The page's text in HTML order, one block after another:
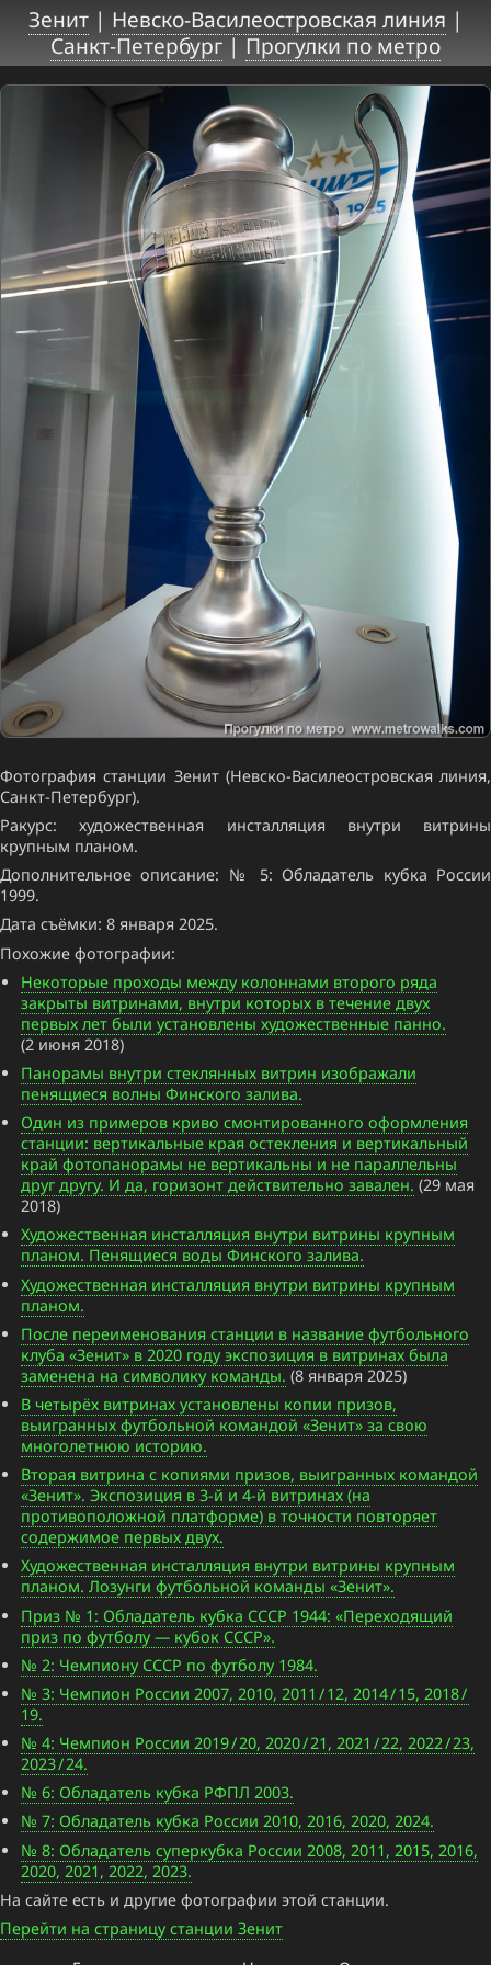
Зенит| Невско-Василеостровская линия |
Санкт-Петербург|Прогулки по метро
Фотография станции Зенит (Невско-Василеостровская линия,
Санкт-Петербург).
Ракурс: художественная инсталляция внутри витрины
крупным планом.
Дополнительное описание: № 5: Обладатель кубка России
1999.
Дата съёмки: 8 января 2025.
Похожие фотографии:
Некоторые проходы между колоннами второго ряда
закрыты витринами, внутри которых в течение двух
первых лет были установлены художественные панно.
(2 июня 2018)
Панорамы внутри стеклянных витрин изображали
пенящиеся волны Финского залива.
Один из примеров криво смонтированного оформления
станции: вертикальные края остекления и вертикальный
край фотопанорамы не вертикальны и не параллельны
друг другу. И да, горизонт действительно завален. (29 мая
2018)
Художественная инсталляция внутри витрины крупным
планом. Пенящиеся воды Финского залива.
Художественная инсталляция внутри витрины крупным
планом.
После переименования станции в название футбольного
клуба «Зенит» в 2020 году экспозиция в витринах была
заменена на символику команды. (8 января 2025)
В четырёх витринах установлены копии призов,
выигранных футбольной командой «Зенит» за свою
многолетнюю историю.
Вторая витрина с копиями призов, выигранных командой
«Зенит». Экспозиция в 3-й и 4-й витринах (на
противоположной платформе) в точности повторяет
содержимое первых двух.
Художественная инсталляция внутри витрины крупным
планом. Лозунги футбольной команды «Зенит».
Приз № 1: Обладатель кубка СССР 1944: «Переходящий
приз по футболу — кубок СССР».
№ 2: Чемпиону СССР по футболу 1984.
№ 3: Чемпион России 2007, 2010, 2011 / 12, 2014 / 15, 2018 /
19.
№ 4: Чемпион России 2019 / 20, 2020 / 21, 2021 / 22, 2022 / 23,
2023 / 24.
№ 6: Обладатель кубка РФПЛ 2003.
№ 7: Обладатель кубка России 2010, 2016, 2020, 2024.
№ 8: Обладатель суперкубка России 2008, 2011, 2015, 2016,
2020, 2021, 2022, 2023.
На сайте есть и другие фотографии этой станции.
Перейти на страницу станции Зенит